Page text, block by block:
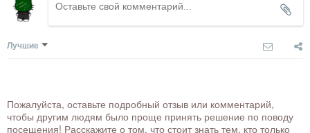
Лучшие
Пожалуйста, оставьте подробный отзыв или комментарий,
чтобы другим людям было проще принять решение по поводу
посещения! Расскажите о том, что стоит знать тем, кто только